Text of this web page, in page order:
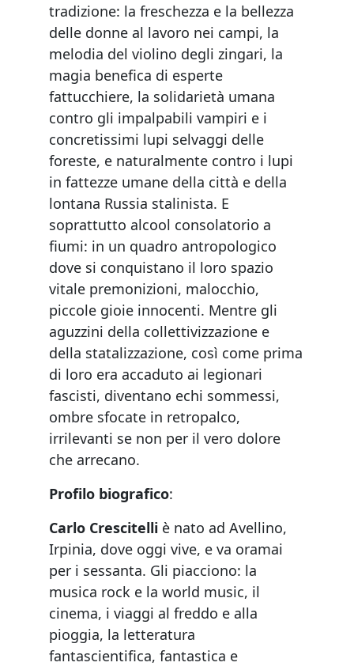
tradizione: la freschezza e la bellezza
delle donne al lavoro nei campi, la
melodia del violino degli zingari, la
magia benefica di esperte
fattucchiere, la solidarietà umana
contro gli impalpabili vampiri e i
concretissimi lupi selvaggi delle
foreste, e naturalmente contro i lupi
in fattezze umane della città e della
lontana Russia stalinista. E
soprattutto alcool consolatorio a
fiumi: in un quadro antropologico
dove si conquistano il loro spazio
vitale premonizioni, malocchio,
piccole gioie innocenti. Mentre gli
aguzzini della collettivizzazione e
della statalizzazione, così come prima
di loro era accaduto ai legionari
fascisti, diventano echi sommessi,
ombre sfocate in retropalco,
irrilevanti se non per il vero dolore
che arrecano.
Profilo biografico:
Carlo Crescitelli è nato ad Avellino,
Irpinia, dove oggi vive, e va oramai
per i sessanta. Gli piacciono: la
musica rock e la world music, il
cinema, i viaggi al freddo e alla
pioggia, la letteratura
fantascientifica, fantastica e